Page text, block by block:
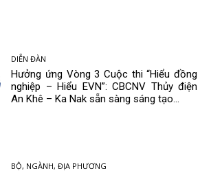
DIỄN ĐÀN
Hưởng ứng Vòng 3 Cuộc thi “Hiểu đồng
nghiệp – Hiểu EVN”: CBCNV Thủy điện
An Khê – Ka Nak sẵn sàng sáng tạo...
BỘ, NGÀNH, ĐỊA PHƯƠNG